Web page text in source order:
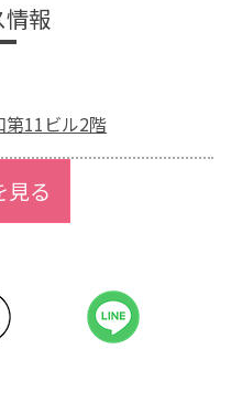
情報
第11ビル2階
見る